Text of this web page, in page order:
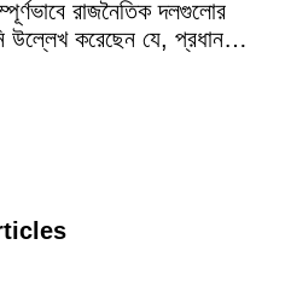
রাজনৈতিক দলগুলোর
উল্লেখ করেছেন যে, প্রধান…